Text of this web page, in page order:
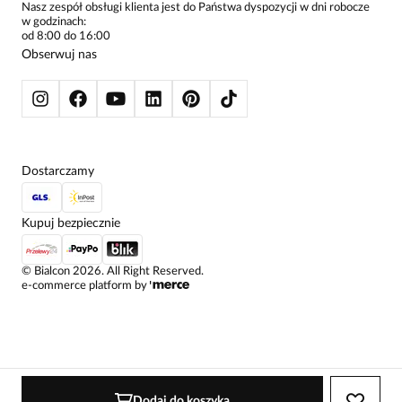
Joanna
przepiękna bluzka, ładniejdsza niż na zdjeciu
ŻAKIETY I MARYNARKI
SWETRY
BLUZY
Nasz zespół obsługi klienta jest do Państwa dyspozycji w dni robocze
w godzinach:
od 8:00 do 16:00
Obserwuj nas
© Bialcon 2026. All Right Reserved.
e-commerce platform by
Dostarczamy
Kupuj bezpiecznie